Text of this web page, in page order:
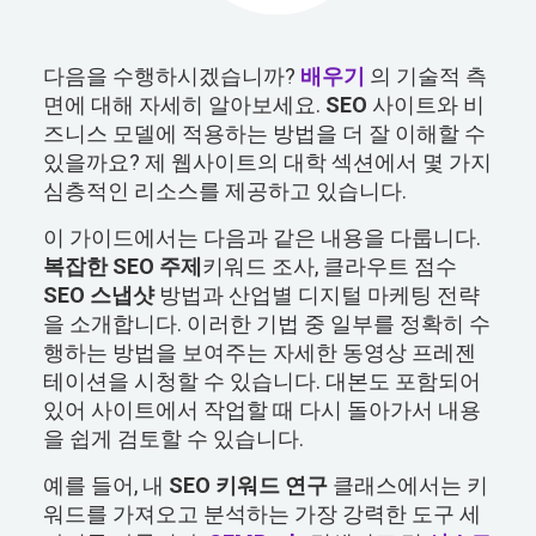
다음을 수행하시겠습니까? 배우기 의 기술적 측
면에 대해 자세히 알아보세요. SEO 사이트와 비
즈니스 모델에 적용하는 방법을 더 잘 이해할 수
있을까요? 제 웹사이트의 대학 섹션에서 몇 가지
심층적인 리소스를 제공하고 있습니다.
이 가이드에서는 다음과 같은 내용을 다룹니다.
복잡한 SEO 주제 키워드 조사, 클라우트 점수
SEO 스냅샷방법과 산업별 디지털 마케팅 전략
을 소개합니다. 이러한 기법 중 일부를 정확히 수
행하는 방법을 보여주는 자세한 동영상 프레젠
테이션을 시청할 수 있습니다. 대본도 포함되어
있어 사이트에서 작업할 때 다시 돌아가서 내용
을 쉽게 검토할 수 있습니다.
예를 들어, 내 SEO 키워드 연구 클래스에서는 키
워드를 가져오고 분석하는 가장 강력한 도구 세